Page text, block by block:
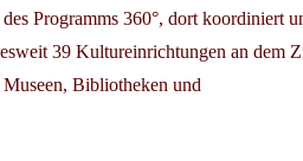
Programms 360°, dort koordiniert
39 Kultureinrichtungen an dem
Bibliotheken und